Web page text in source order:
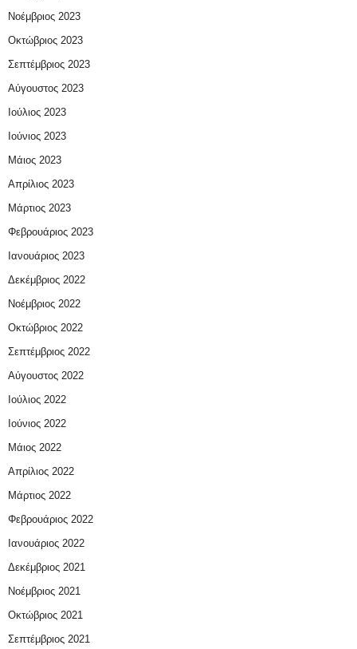
Νοέμβριος 2023
Οκτώβριος 2023
Σεπτέμβριος 2023
Αύγουστος 2023
Ιούλιος 2023
Ιούνιος 2023
Μάιος 2023
Απρίλιος 2023
Μάρτιος 2023
Φεβρουάριος 2023
Ιανουάριος 2023
Δεκέμβριος 2022
Νοέμβριος 2022
Οκτώβριος 2022
Σεπτέμβριος 2022
Αύγουστος 2022
Ιούλιος 2022
Ιούνιος 2022
Μάιος 2022
Απρίλιος 2022
Μάρτιος 2022
Φεβρουάριος 2022
Ιανουάριος 2022
Δεκέμβριος 2021
Νοέμβριος 2021
Οκτώβριος 2021
Σεπτέμβριος 2021